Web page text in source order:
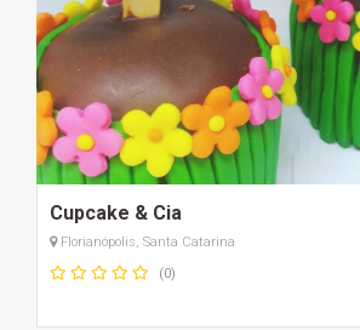
Cupcake & Cia
Florianópolis, Santa Catarina
(0)